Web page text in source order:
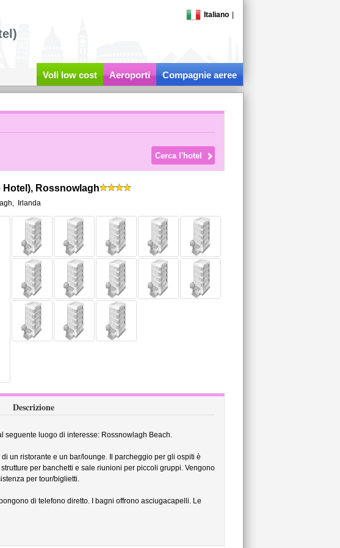
Italiano
Voli low cost Aeroporti Compagnie aeree
Rossnowlagh
, Irlanda
Descrizione
seguente luogo di interesse: Rossnowlagh Beach.
un ristorante e un bar/lounge. Il parcheggio per gli ospiti è
per banchetti e sale riunioni per piccoli gruppi. Vengono
per tour/biglietti.
di telefono diretto. I bagni offrono asciugacapelli. Le